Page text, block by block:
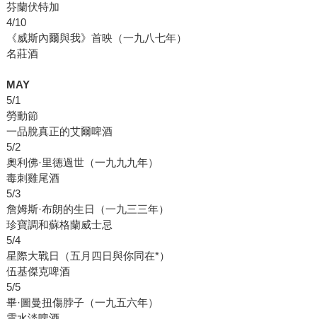
芬蘭伏特加
4/10
《威斯內爾與我》首映（一九八七年）
名莊酒
MAY
5/1
勞動節
一品脫真正的艾爾啤酒
5/2
奧利佛·里德過世（一九九九年）
毒刺雞尾酒
5/3
詹姆斯·布朗的生日（一九三三年）
珍寶調和蘇格蘭威士忌
5/4
星際大戰日（五月四日與你同在*）
伍基傑克啤酒
5/5
畢·圖曼扭傷脖子（一九五六年）